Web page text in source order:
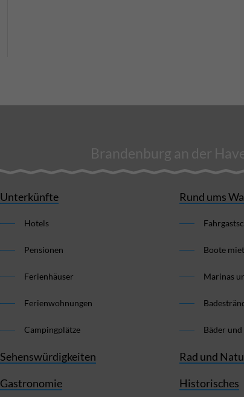
Brandenburg an der
Unterkünfte
Hotels
Pensionen
Ferienhäuser
Ferienwohnungen
Campingplätze
Sehenswürdigkeiten
Gastronomie
Rund ums
Boote
Marinas
Bäder
Rad und
Historisches